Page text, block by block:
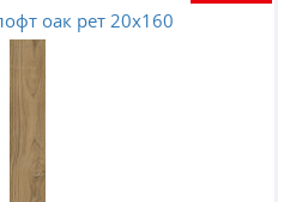
оак рет 20x160